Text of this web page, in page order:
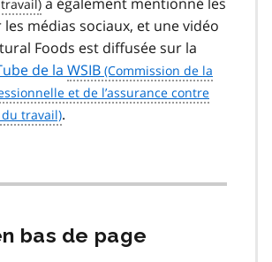
médias sociaux, et une vidéo
Foods est diffusée sur la
de la WSIB
.
bas de page